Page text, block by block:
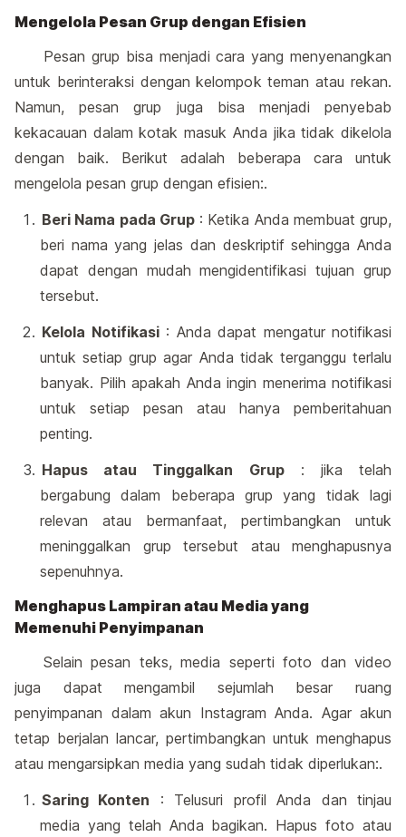
Mengelola Pesan Grup dengan Efisien
Pesan grup bisa menjadi cara yang menyenangkan
untuk berinteraksi dengan kelompok teman atau rekan.
Namun, pesan grup juga bisa menjadi penyebab
kekacauan dalam kotak masuk Anda jika tidak dikelola
dengan baik. Berikut adalah beberapa cara untuk
mengelola pesan grup dengan efisien:.
Beri Nama pada Grup: Ketika Anda membuat grup,
beri nama yang jelas dan deskriptif sehingga Anda
dapat dengan mudah mengidentifikasi tujuan grup
tersebut.
Kelola Notifikasi: Anda dapat mengatur notifikasi
untuk setiap grup agar Anda tidak terganggu terlalu
banyak. Pilih apakah Anda ingin menerima notifikasi
untuk setiap pesan atau hanya pemberitahuan
penting.
Hapus atau Tinggalkan Grup: jika telah
bergabung dalam beberapa grup yang tidak lagi
relevan atau bermanfaat, pertimbangkan untuk
meninggalkan grup tersebut atau menghapusnya
sepenuhnya.
Menghapus Lampiran atau Media yang
Memenuhi Penyimpanan
Selain pesan teks, media seperti foto dan video
juga dapat mengambil sejumlah besar ruang
penyimpanan dalam akun Instagram Anda. Agar akun
tetap berjalan lancar, pertimbangkan untuk menghapus
atau mengarsipkan media yang sudah tidak diperlukan:.
Saring Konten : Telusuri profil Anda dan tinjau
media yang telah Anda bagikan. Hapus foto atau